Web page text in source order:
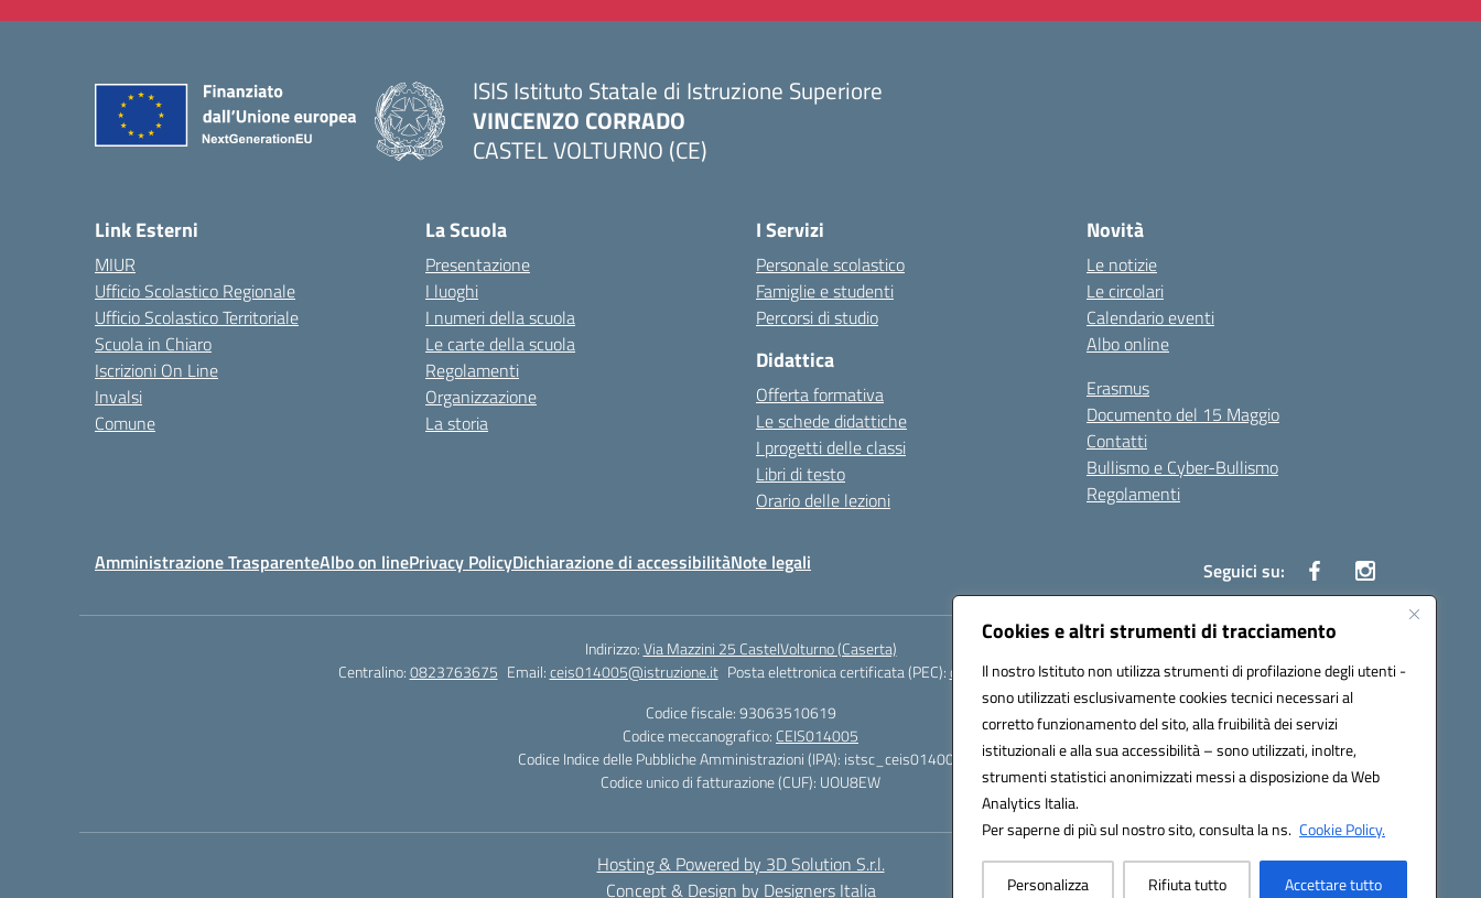
Cookies e altri strumenti di tracciamento
Il nostro Istituto non utilizza strumenti di profilazione degli utenti -
sono utilizzati esclusivamente cookies tecnici necessari al
corretto funzionamento del sito, alla fruibilità dei servizi
istituzionali e alla sua accessibilità – sono utilizzati, inoltre,
strumenti statistici anonimizzati messi a disposizione da Web
Analytics Italia.
Per saperne di più sul nostro sito, consulta la ns. Cookie Policy.
Personalizza Rifiuta tutto Accettare tutto
ISIS Istituto Statale di Istruzione Superiore
VINCENZO CORRADO
CASTEL VOLTURNO (CE)
Link Esterni
MIUR
Ufficio Scolastico Regionale
Ufficio Scolastico Territoriale
Scuola in Chiaro
Iscrizioni On Line
Invalsi
Comune
La Scuola
Presentazione
I luoghi
I numeri della scuola
Le carte della scuola
Regolamenti
Organizzazione
La storia
I Servizi
Personale scolastico
Famiglie e studenti
Percorsi di studio
Didattica
Offerta formativa
Le schede didattiche
I progetti delle classi
Libri di testo
Orario delle lezioni
Novità
Le notizie
Le circolari
Calendario eventi
Albo online
Erasmus
Documento del 15 Maggio
Contatti
Bullismo e Cyber-Bullismo
Regolamenti
Amministrazione TrasparenteAlbo on linePrivacy PolicyDichiarazione di accessibilitàNote legali Seguici su:
Indirizzo:Via Mazzini 25 CastelVolturno (Caserta)
Centralino:0823763675 Email:ceis014005@istruzione.it Posta elettronica certificata (PEC):ceis014005@pec.istruzione.it
Codice fiscale: 93063510619
Codice meccanografico: CEIS014005
Codice Indice delle Pubbliche Amministrazioni (IPA): istsc_ceis014005
Codice unico di fatturazione (CUF): UOU8EW
Hosting & Powered by 3D Solution S.r.l.
Concept & Design by Designers Italia